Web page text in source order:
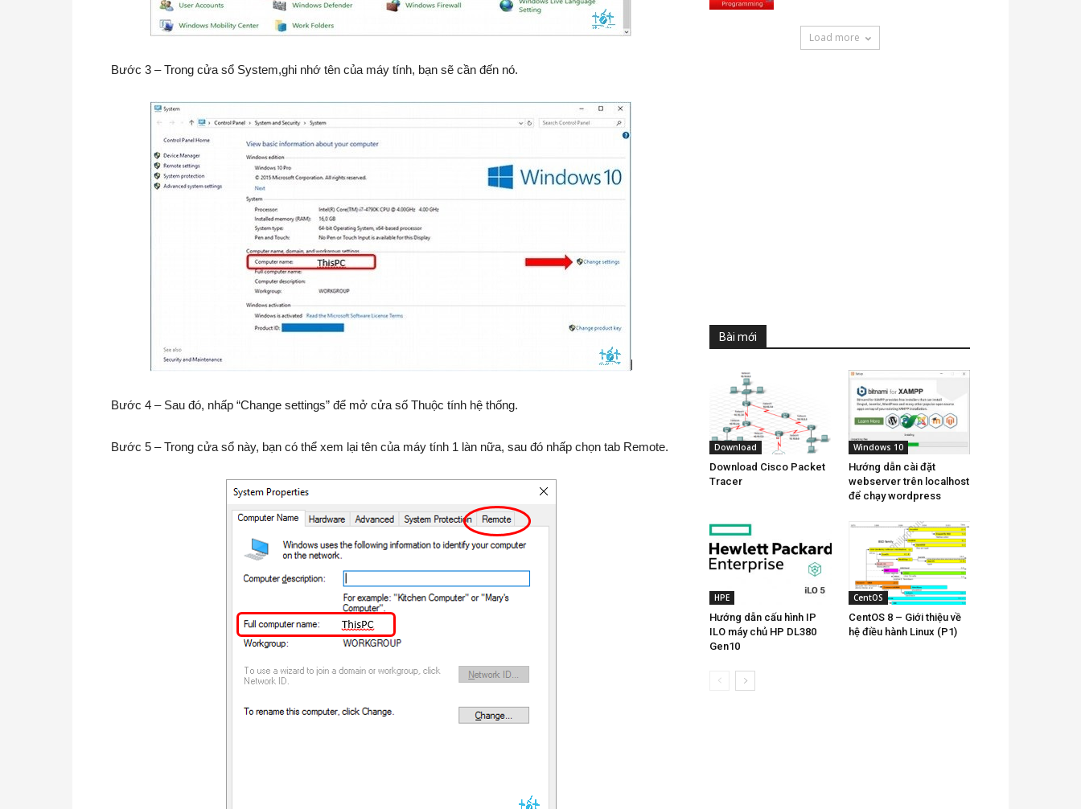
Bước 3 – Trong cửa sổ System,ghi nhớ tên của máy tính, bạn sẽ cần đến nó.
Bước 4 – Sau đó, nhấp “Change settings” để mở cửa số Thuộc tính hệ thống.
Bước 5 – Trong cửa sổ này, bạn có thể xem lại tên của máy tính 1 làn nữa, sau đó nhấp chọn tab Remote.
Load more
Bài mới
Download
Download Cisco Packet
Tracer
Windows 10
Hướng dẫn cài đặt
webserver trên localhost
để chạy wordpress
HPE
Hướng dẫn cấu hình IP
ILO máy chủ HP DL380
Gen10
CentOS
CentOS 8 – Giới thiệu về
hệ điều hành Linux (P1)